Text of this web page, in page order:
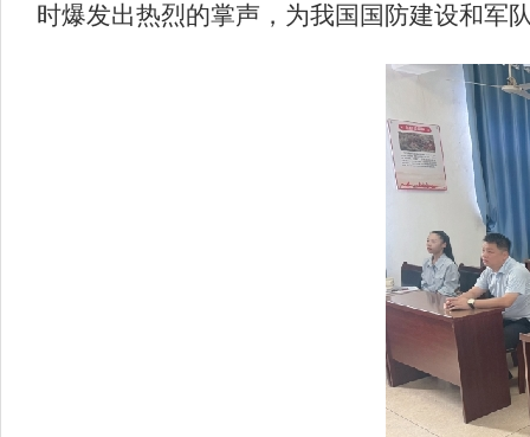
时爆发出热烈的掌声，为我国国防建设和军